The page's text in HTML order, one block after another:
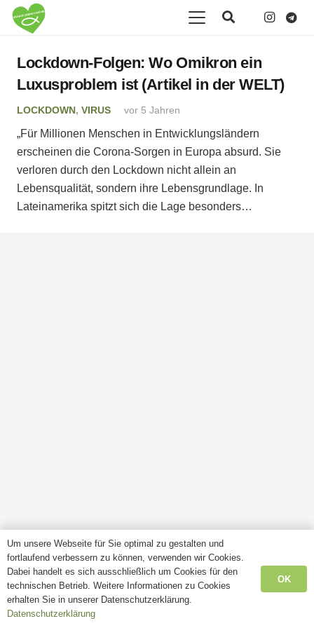
Lockdown-Folgen: Wo Omikron ein
Luxusproblem ist (Artikel in der WELT)
LOCKDOWN, VIRUS vor 5 Jahren
„Für Millionen Menschen in Entwicklungsländern
erscheinen die Corona-Sorgen in Europa absurd. Sie
verloren durch den Lockdown nicht allein an
Lebensqualität, sondern ihre Lebensgrundlage. In
Lateinamerika spitzt sich die Lage besonders…
Um unsere Webseite für Sie optimal zu gestalten und
fortlaufend verbessern zu können, verwenden wir Cookies.
Dabei handelt es sich ausschließlich um Cookies für den
technischen Betrieb. Weitere Informationen zu Cookies
erhalten Sie in unserer Datenschutzerklärung.
Datenschutzerklärung
OK